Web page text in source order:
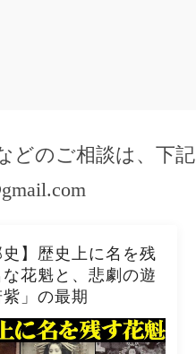
どのご相談は、下記
史】歴史上に名を残
花魁と、悲劇の遊
」の最期